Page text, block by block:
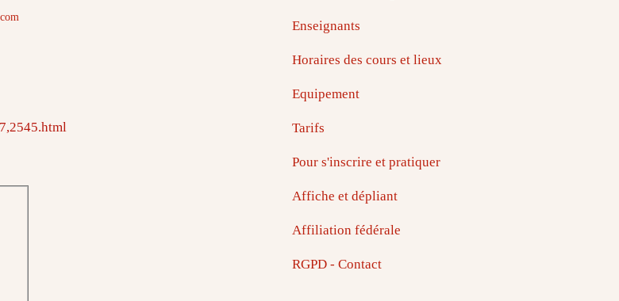
Enseignants
Horaires des cours et lieux
Equipement
Tarifs
Pour s'inscrire et pratiquer
Affiche et dépliant
Affiliation fédérale
RGPD - Contact